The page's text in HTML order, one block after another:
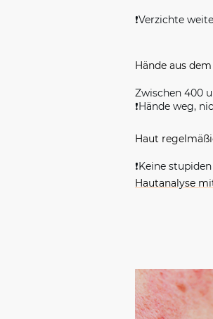
❗️Verzichte
Hände aus
Zwischen 400
❗️Hände weg,
Haut
❗️Keine
Hautanalyse